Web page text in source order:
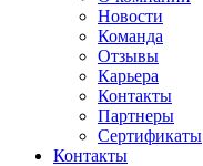
Новости
Команда
Отзывы
Карьера
Контакты
Партнеры
Сертификаты
Контакты